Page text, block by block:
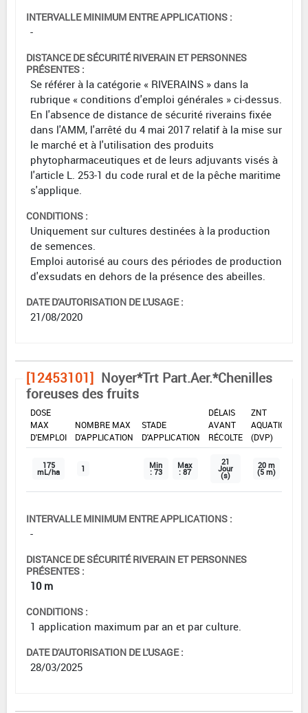
INTERVALLE MINIMUM ENTRE APPLICATIONS :
-
DISTANCE DE SÉCURITÉ RIVERAIN ET PERSONNES
PRÉSENTES :
Se référer à la catégorie « RIVERAINS » dans la
rubrique « conditions d'emploi générales » ci-dessus.
En l'absence de distance de sécurité riverains fixée
dans l'AMM, l'arrêté du 4 mai 2017 relatif à la mise sur
le marché et à l'utilisation des produits
phytopharmaceutiques et de leurs adjuvants visés à
l'article L. 253-1 du code rural et de la pêche maritime
s'applique.
CONDITIONS :
Uniquement sur cultures destinées à la production
de semences.
Emploi autorisé au cours des périodes de production
d'exsudats en dehors de la présence des abeilles.
DATE D'AUTORISATION DE L'USAGE :
21/08/2020
[12453101] Noyer*Trt Part.Aer.*Chenilles
foreuses des fruits
DOSE
MAX
D'EMPLOI
NOMBRE MAX
D'APPLICATION
STADE
D'APPLICATION
DÉLAIS
AVANT
RÉCOLTE
ZNT
AQUATIQUE
(DVP)
175
mL/ha 1 Min
: 73
Max
: 87
21
Jour
(s)
20 m
(5 m)
INTERVALLE MINIMUM ENTRE APPLICATIONS :
-
DISTANCE DE SÉCURITÉ RIVERAIN ET PERSONNES
PRÉSENTES :
10 m
CONDITIONS :
1 application maximum par an et par culture.
DATE D'AUTORISATION DE L'USAGE :
28/03/2025